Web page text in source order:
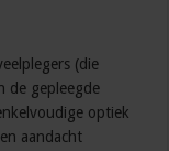
(die
de gepleegde
optiek
aandacht